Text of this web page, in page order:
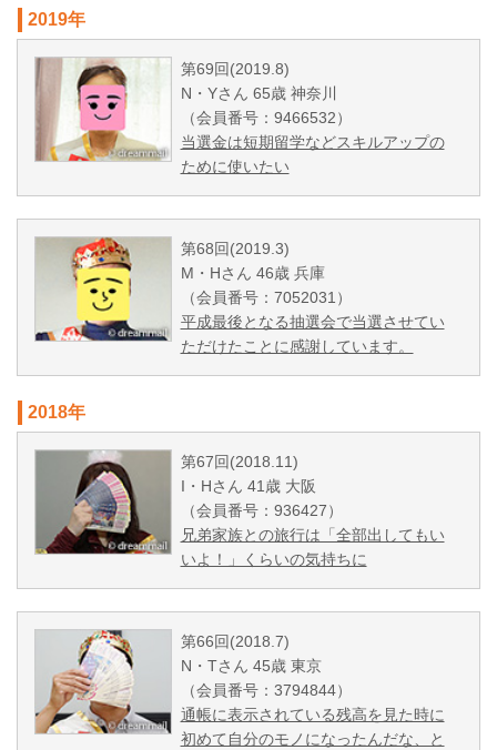
2019年
第69回(2019.8)
N・Yさん 65歳 神奈川
（会員番号：9466532）
当選金は短期留学などスキルアップの
ために使いたい
第68回(2019.3)
M・Hさん 46歳 兵庫
（会員番号：7052031）
平成最後となる抽選会で当選させてい
ただけたことに感謝しています。
2018年
第67回(2018.11)
I・Hさん 41歳 大阪
（会員番号：936427）
兄弟家族との旅行は「全部出してもい
いよ！」くらいの気持ちに
第66回(2018.7)
N・Tさん 45歳 東京
（会員番号：3794844）
通帳に表示されている残高を見た時に
初めて自分のモノになったんだな、と